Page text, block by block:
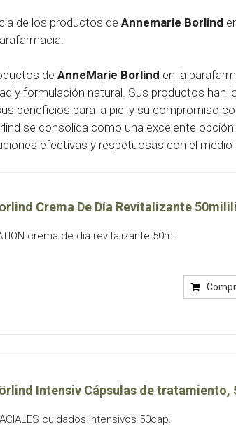
de los productos de Annemarie Borlind
de AnneMarie Borlind en la
y formulación natural. Sus productos han
beneficios para la piel y su compromiso
se consolida como una excelente
efectivas y respetuosas con el medio
Crema De Día Revitalizante
crema de dia revitalizante 50ml.
Intensiv Cápsulas de tratamiento,
cuidados intensivos 50cap.